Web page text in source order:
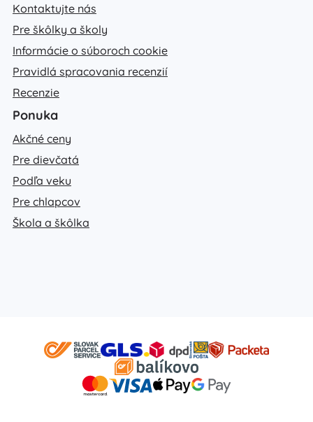
Kontaktujte nás
Pre škôlky a školy
Informácie o súboroch cookie
Pravidlá spracovania recenzií
Recenzie
Ponuka
Akčné ceny
Pre dievčatá
Podľa veku
Pre chlapcov
Škola a škôlka